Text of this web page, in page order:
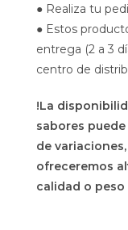
● Realiza tu
● Estos
entrega (2 a 3
centro de
!La
sabores
de
ofreceremos
calidad o peso